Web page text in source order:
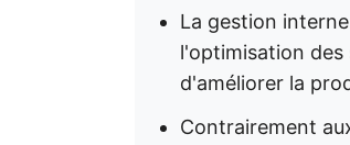
La gestion
l'optimisation des
d'améliorer la
Contrairement